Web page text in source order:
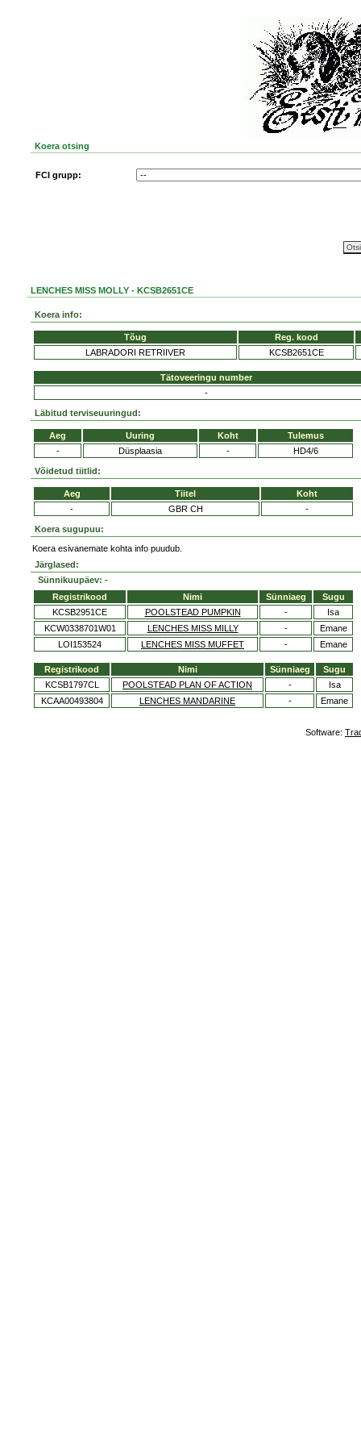
Koera otsing
FCI grupp:
LENCHES MISS MOLLY - KCSB2651CE
Koera info:
Tõug
Reg. kood
LABRADORI RETRIIVER
KCSB2651CE
Tätoveeringu number
-
Läbitud terviseuuringud:
Aeg Uuring Koht
Tulemus
-
Düsplaasia - HD4/6
Võidetud tiitlid:
Aeg Tiitel
Koht
-
GBR CH -
Koera sugupuu:
Koera esivanemate kohta info puudub.
Järglased:
Sünnikuupäev: -
Registrikood
Nimi Sünniaeg
Sugu
KCSB2951CE
POOLSTEAD PUMPKIN -
Isa
KCW0338701W01
LENCHES MISS MILLY -
Emane
LOI153524
LENCHES MISS MUFFET - Emane
Registrikood Nimi Sünniaeg
Sugu
KCSB1797CL
POOLSTEAD PLAN OF ACTION -
Isa
KCAA00493804
LENCHES MANDARINE - Emane
Software: